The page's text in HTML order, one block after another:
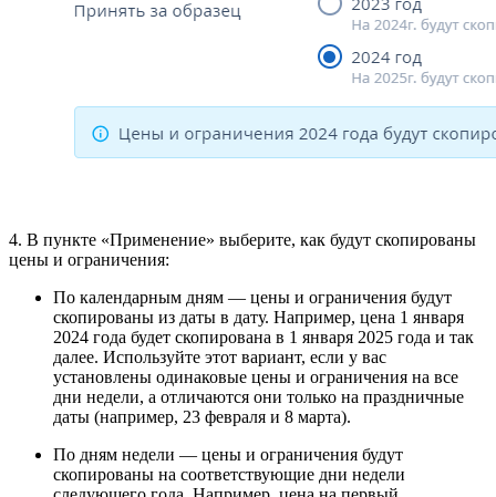
4. В пункте «Применение» выберите, как будут скопированы
цены и ограничения:
По календарным дням — цены и ограничения будут
скопированы из даты в дату. Например, цена 1 января
2024 года будет скопирована в 1 января 2025 года и так
далее. Используйте этот вариант, если у вас
установлены одинаковые цены и ограничения на все
дни недели, а отличаются они только на праздничные
даты (например, 23 февраля и 8 марта).
По дням недели — цены и ограничения будут
скопированы на соответствующие дни недели